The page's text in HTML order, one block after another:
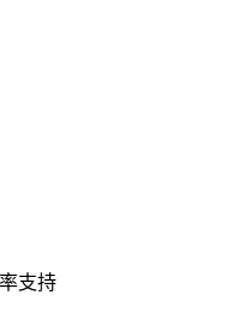
支持